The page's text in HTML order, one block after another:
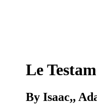
Le
By Isaac,,